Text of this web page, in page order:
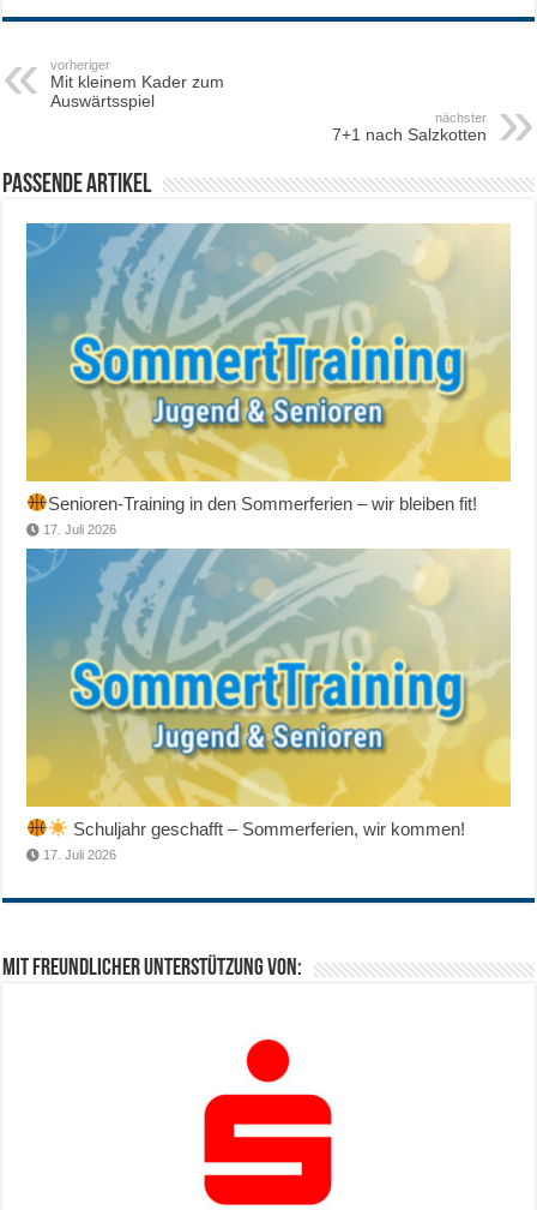
vorheriger
Mit kleinem Kader zum
Auswärtsspiel
nächster
7+1 nach Salzkotten
Passende Artikel
Senioren-Training in den Sommerferien – wir bleiben fit!
17. Juli 2026
Schuljahr geschafft – Sommerferien, wir kommen!
17. Juli 2026
Mit freundlicher Unterstützung von: